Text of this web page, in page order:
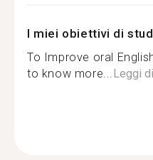
I miei obiettivi di
To Improve oral
to know more...Leggi